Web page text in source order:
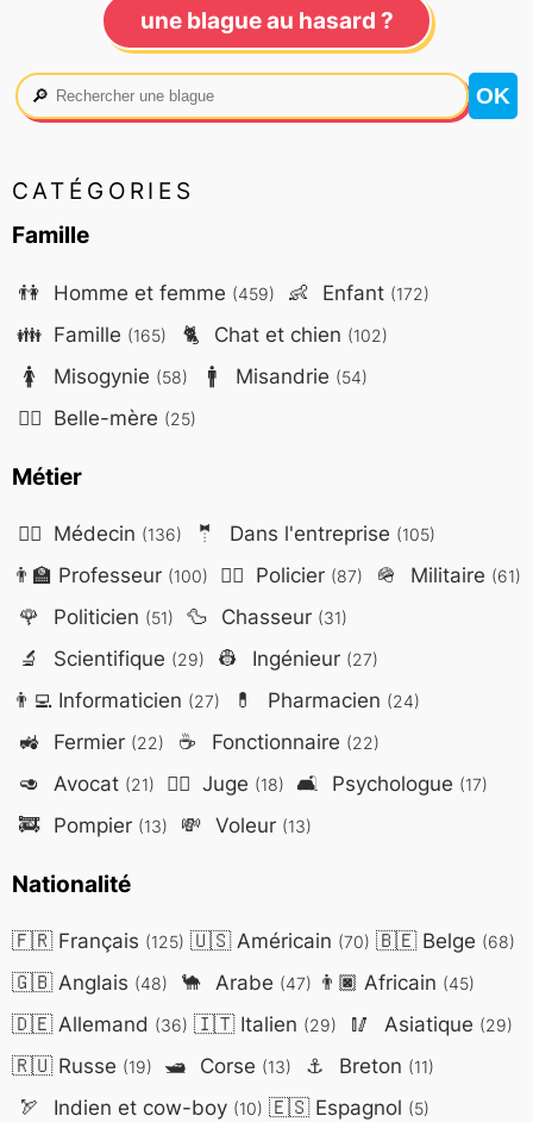
une blague au hasard ?
🔎
CATÉGORIES
Famille
👫 Homme et femme (459) 👶 Enfant (172)
👪 Famille (165) 🐈 Chat et chien (102)
🚺 Misogynie (58) 🚹 Misandrie (54)
🤷‍♀️ Belle-mère (25)
Métier
👨‍⚕️ Médecin (136) 🤵 Dans l'entreprise (105)
👨‍🏫 Professeur (100) 👮‍♂️ Policier (87) 🪖 Militaire (61)
🌹 Politicien (51) 🦆 Chasseur (31)
🔬 Scientifique (29) 👷 Ingénieur (27)
👨‍💻Informaticien (27) 💊 Pharmacien (24)
🚜 Fermier (22) ☕ Fonctionnaire (22)
🥑 Avocat (21) 👨‍⚖️ Juge (18) 🛋️ Psychologue (17)
🚒 Pompier (13) 💸 Voleur (13)
Nationalité
🇫🇷Français (125) 🇺🇸Américain (70) 🇧🇪Belge (68)
🇬🇧Anglais (48) 🐪 Arabe (47) 👨🏿 Africain (45)
🇩🇪Allemand (36) 🇮🇹Italien (29) 🥢 Asiatique (29)
🇷🇺Russe (19) 🛥️ Corse (13) ⚓ Breton (11)
🏹 Indien et cow-boy (10) 🇪🇸Espagnol (5)